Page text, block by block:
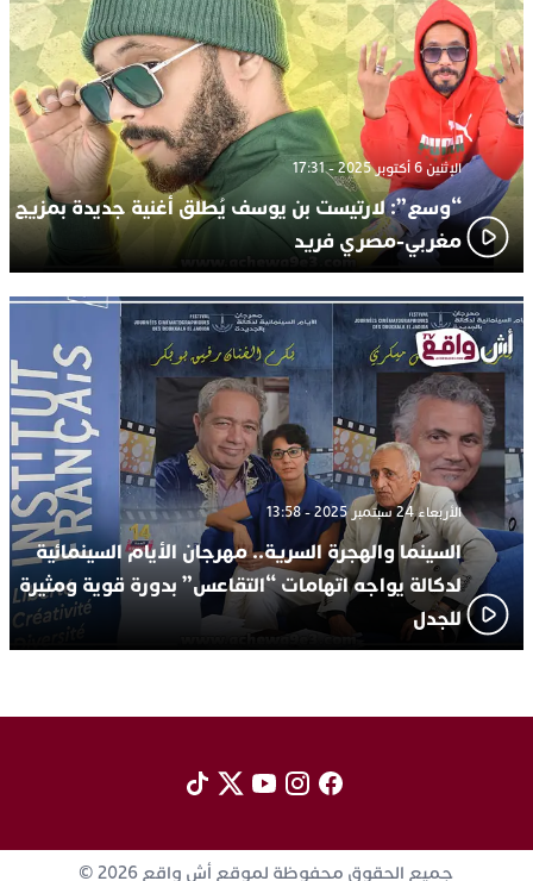
الإثنين 6 أكتوبر 2025 - 17:31
“وسع”: لارتيست بن يوسف يُطلق أغنية جديدة بمزيج
مغربي-مصري فريد
الأربعاء 24 سبتمبر 2025 - 13:58
السينما والهجرة السرية.. مهرجان الأيام السينمائية
لدكالة يواجه اتهامات “التقاعس” بدورة قوية ومثيرة
للجدل
جميع الحقوق محفوظة لموقع أش واقع 2026 ©